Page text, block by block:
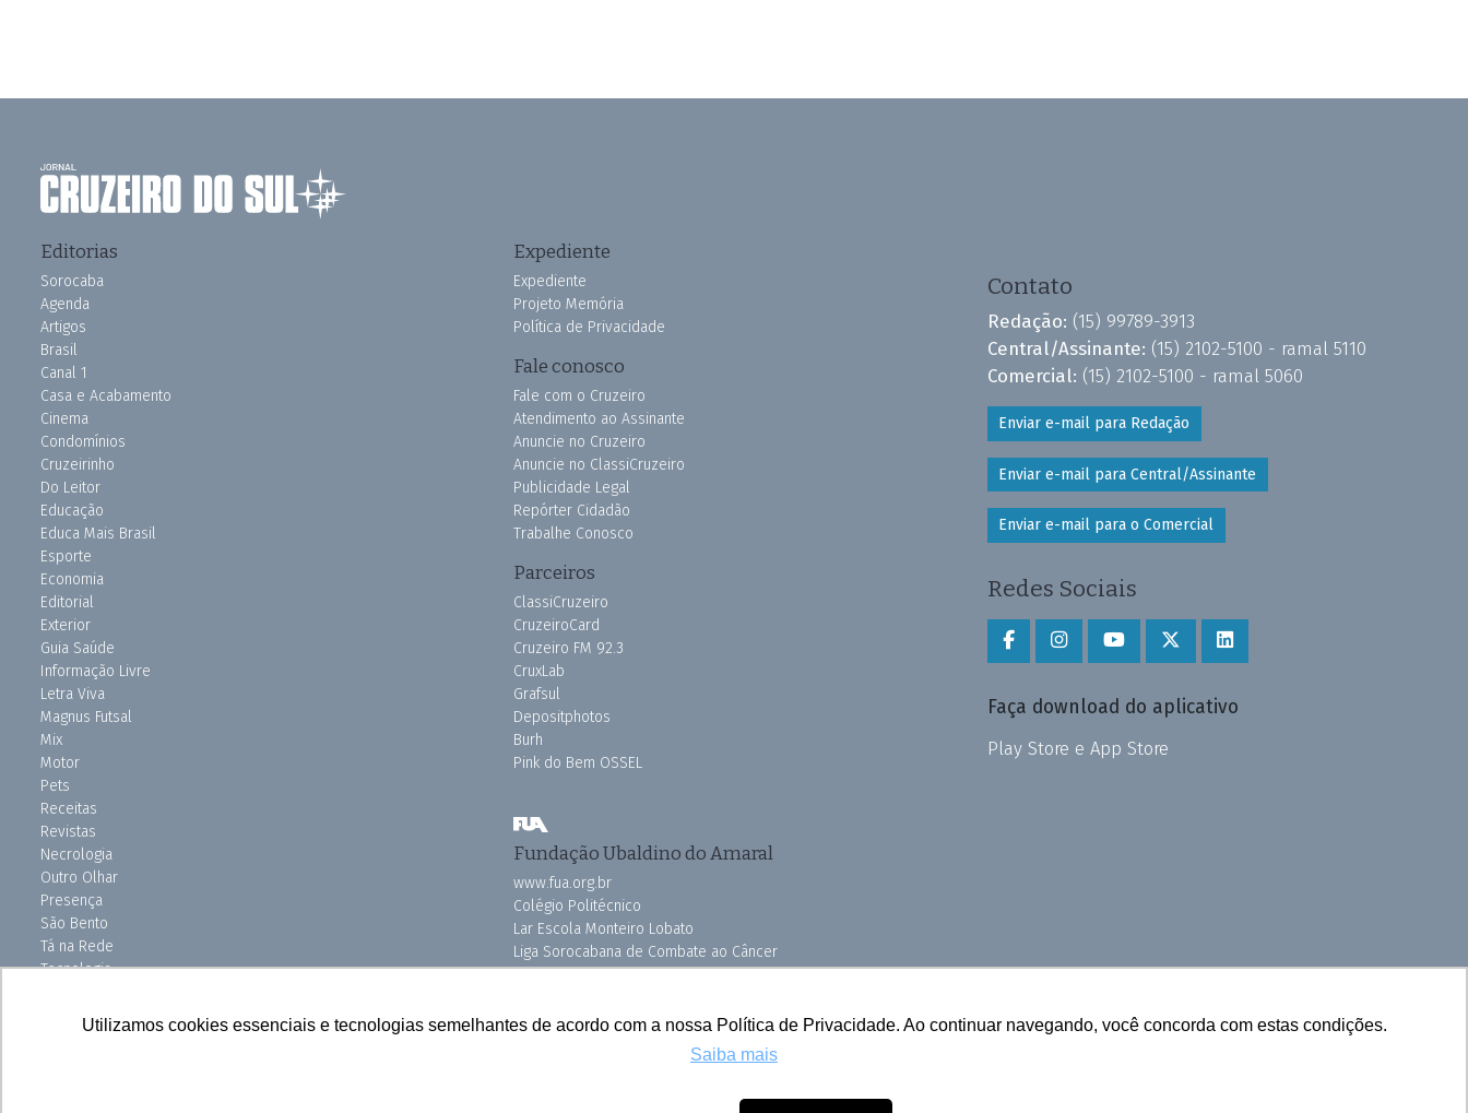
Utilizamos cookies essenciais e tecnologias semelhantes de acordo com a nossa Política de Privacidade. Ao continuar navegando, você concorda com estas condições.
Saiba mais
Editorias
Sorocaba
Agenda
Artigos
Brasil
Canal 1
Casa e Acabamento
Cinema
Condomínios
Cruzeirinho
Do Leitor
Educação
Educa Mais Brasil
Esporte
Economia
Editorial
Exterior
Guia Saúde
Informação Livre
Letra Viva
Magnus Futsal
Mix
Motor
Pets
Receitas
Revistas
Necrologia
Outro Olhar
Presença
São Bento
Tá na Rede
Tecnologia
Uniso Ciência
Expediente
Expediente
Projeto Memória
Política de Privacidade
Fale conosco
Fale com o Cruzeiro
Atendimento ao Assinante
Anuncie no Cruzeiro
Anuncie no ClassiCruzeiro
Publicidade Legal
Repórter Cidadão
Trabalhe Conosco
Parceiros
ClassiCruzeiro
CruzeiroCard
Cruzeiro FM 92.3
CruxLab
Grafsul
Depositphotos
Burh
Pink do Bem OSSEL
Fundação Ubaldino do Amaral
www.fua.org.br
Colégio Politécnico
Lar Escola Monteiro Lobato
Liga Sorocabana de Combate ao Câncer
Vila dos Velhinhos
Contato
Redação: (15) 99789-3913
Central/Assinante: (15) 2102-5100 - ramal 5110
Comercial: (15) 2102-5100 - ramal 5060
Enviar e-mail para Redação
Enviar e-mail para Central/Assinante
Enviar e-mail para o Comercial
Redes Sociais
Faça download do aplicativo
Play Store e App Store